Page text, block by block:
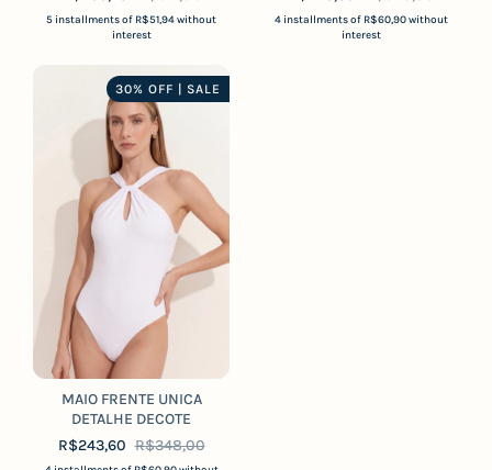
5 installments of R$51,94without
interest
4 installments of R$60,90 without
interest
30% OFF | SALE
MAIO FRENTE UNICA
DETALHE DECOTE
R$243,60 R$348,00